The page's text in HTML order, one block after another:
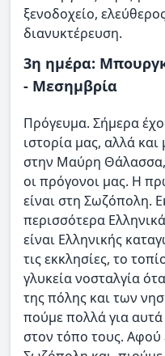
ξενοδοχείο,
διανυκτέρευση.
3η ημέρα:
- Μεσημβρία
Πρόγευμα. Σήμερα
ιστορία μας, αλλά
στην Μαύρη Θάλασσα,
οι πρόγονοι μας. Η
είναι στη Σωζόπολη.
περισσότερα
είναι Ελληνικής
τις εκκλησίες, το
γλυκεία νοσταλγία
της πόλης και των
πούμε πολλά για
στον τόπο τους. Αφού